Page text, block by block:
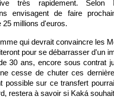
très rapidement. Selon
envisagent de faire
25 millions d'euros.
qui devrait convaincre les
pour se débarrasser d'un
30 ans, encore sous contrat
cesse de chuter ces
possible sur ce transfert
restera à savoir si Kaká